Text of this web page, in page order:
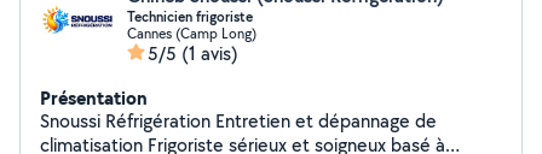
Technicien frigoriste
Cannes (Camp Long)
5/5 (1 avis)
Présentation
Snoussi Réfrigération Entretien et dépannage de
climatisation Frigoriste sérieux et soigneux basé à